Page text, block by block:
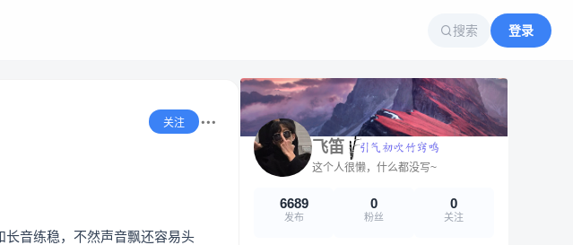
搜索 登录
关注
音练稳，不然声音飘还容易头
飞笛
这个人很懒，什么都没写~
6689
发布
0
粉丝
0
关注